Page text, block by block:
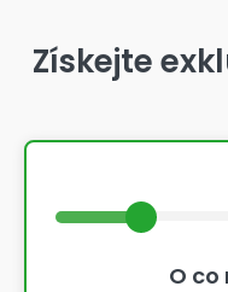
Získejte
O